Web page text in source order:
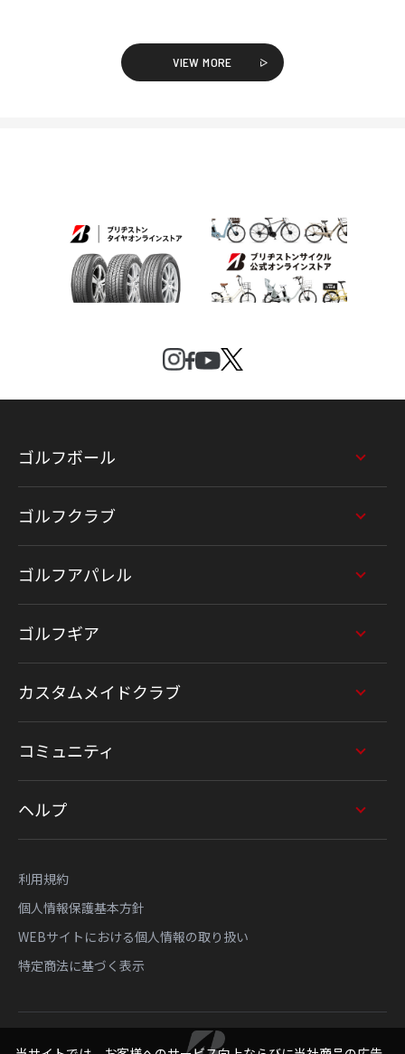
VIEW MORE
ゴルフボール
ゴルフクラブ
ゴルフアパレル
ゴルフギア
カスタムメイドクラブ
コミュニティ
ヘルプ
利用規約
個人情報保護基本方針
WEBサイトにおける個人情報の取り扱い
特定商法に基づく表示